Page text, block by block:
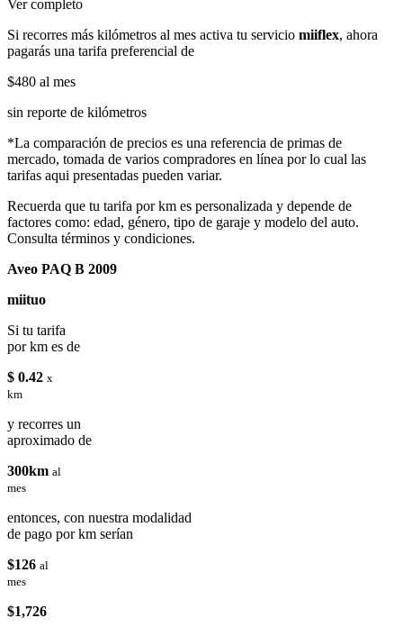
Ver completo
Si recorres más kilómetros al mes activa tu servicio miiflex, ahora
pagarás una tarifa preferencial de
$480 al mes
sin reporte de kilómetros
*La comparación de precios es una referencia de primas de
mercado, tomada de varios compradores en línea por lo cual las
tarifas aqui presentadas pueden variar.
Recuerda que tu tarifa por km es personalizada y depende de
factores como: edad, género, tipo de garaje y modelo del auto.
Consulta términos y condiciones.
Aveo PAQ B 2009
miituo
Si tu tarifa
por km es de
$ 0.42 x
km
y recorres un
aproximado de
300km al
mes
entonces, con nuestra modalidad
de pago por km serían
$126 al
mes
$1,726